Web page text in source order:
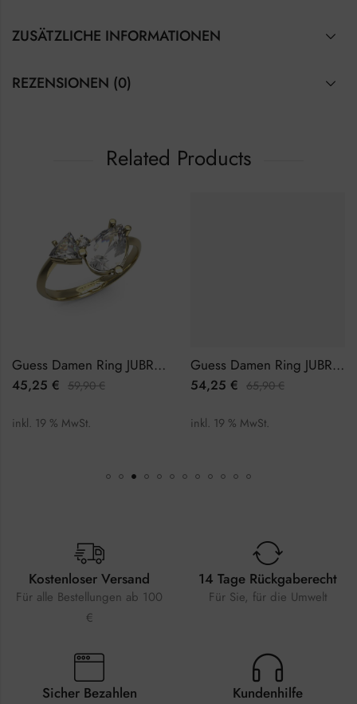
ZUSÄTZLICHE INFORMATIONEN
REZENSIONEN (0)
Related Products
Guess Damen Ring JUBR04418JWYG56
45,25 € 59,90€
inkl. 19 % MwSt.
Guess Damen Ring JUBR04586JWYG50
54,25 € 65,90€
inkl. 19 % MwSt.
Kostenloser Versand
Für alle Bestellungen ab 100
€
14 Tage Rückgaberecht
Für Sie, für die Umwelt
Sicher Bezahlen Kundenhilfe